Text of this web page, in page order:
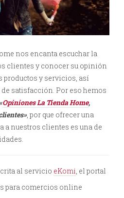
nos encanta escuchar la
clientes y conocer su opinión
productos y servicios, así
satisfacción. Por eso hemos
«Opiniones La Tienda Home,
, por que ofrecer una
a nuestros clientes es una de
al servicio eKomi, el portal
para comercios online